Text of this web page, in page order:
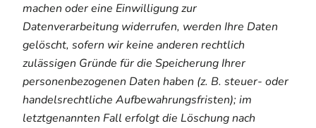
machen oder eine Einwilligung zur
Datenverarbeitung widerrufen, werden Ihre Daten
gelöscht, sofern wir keine anderen rechtlich
zulässigen Gründe für die Speicherung Ihrer
personenbezogenen Daten haben (z. B. steuer- oder
handelsrechtliche Aufbewahrungsfristen); im
letztgenannten Fall erfolgt die Löschung nach